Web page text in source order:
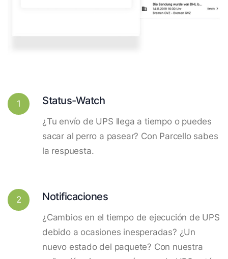
1 Status-Watch
¿Tu envío de UPS llega a tiempo o puedes
sacar al perro a pasear? Con Parcello sabes
la respuesta.
2 Notificaciones
¿Cambios en el tiempo de ejecución de UPS
debido a ocasiones inesperadas? ¿Un
nuevo estado del paquete? Con nuestra